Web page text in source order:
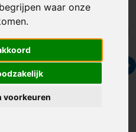
waar onze
voorkeuren